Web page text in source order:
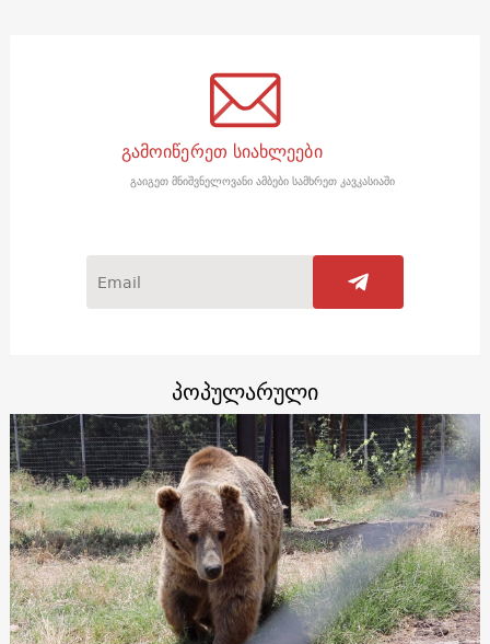
გამოიწერეთ სიახლეები
გაიგეთ მნიშვნელოვანი ამბები სამხრეთ კავკასიაში
პოპულარული